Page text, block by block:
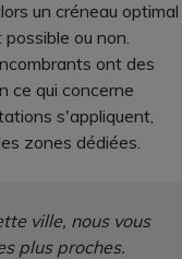
un créneau optimal
ou non.
ont des
ce qui concerne
s'appliquent,
zones dédiées.
ville, nous vous
plus proches.